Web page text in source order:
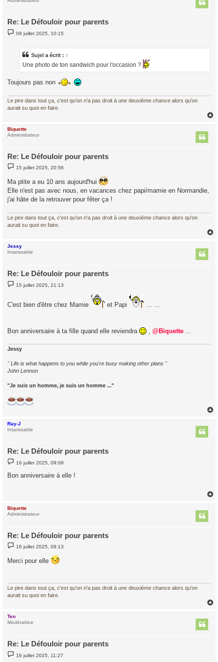
Re: Le Défouloir pour parents
M
e
09 juillet 2025, 10:15
Sujel a écrit : ↑
Une photo de ton sandwich pour l'occasion ?
Toujours pas non
Le pire dans tout ça, c'est qu'on n'a pas droit à une deuxième chance alors qu'on
aurait su quoi en faire.
Biquette
Administrateur
Re: Le Défouloir pour parents
M
s
a
e
15 juillet 2025, 20:56
Ma ptite a eu 10 ans aujourd'hui
Elle n'est pas avec nous, en vacances chez papi/mamie en Normandie,
j'ai hâte de la retrouver pour fêter ça !
Le pire dans tout ça, c'est qu'on n'a pas droit à une deuxième chance alors qu'on
aurait su quoi en faire.
Jessy
Intarissable
Re: Le Défouloir pour parents
M
e
a
15 juillet 2025, 21:13
C'est bien d'être chez Mamie et Papi
Bon anniversaire à ta fille quand elle reviendra @Biquette
Jessy
" Life is what happens to you while you're busy making other plans "
John Lennon
"Je suis un homme, je suis un homme ..."
Ray-J
Intarissable
Re: Le Défouloir pour parents
M
e
s
16 juillet 2025, 09:08
Bon anniversaire à elle !
Biquette
Administrateur
Re: Le Défouloir pour parents
M
e
s
16 juillet 2025, 09:13
Merci pour elle
Le pire dans tout ça, c'est qu'on n'a pas droit à une deuxième chance alors qu'on
aurait su quoi en faire.
Ten
Modératrice
Re: Le Défouloir pour parents
M
e
16 juillet 2025, 11:27